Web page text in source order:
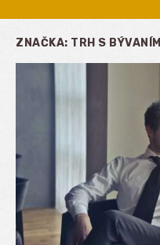
ZNAČKA: TRH S BÝVANÍM